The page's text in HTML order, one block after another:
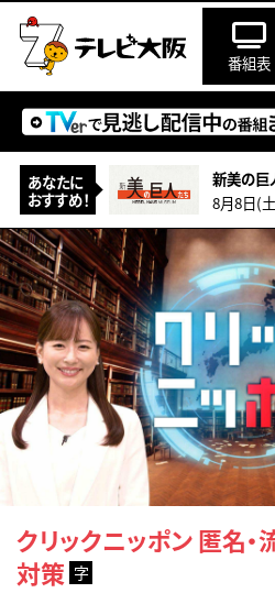
番組表
あなたに
おすすめ！
8月8日(
クリックニッポン 匿名
対策 字